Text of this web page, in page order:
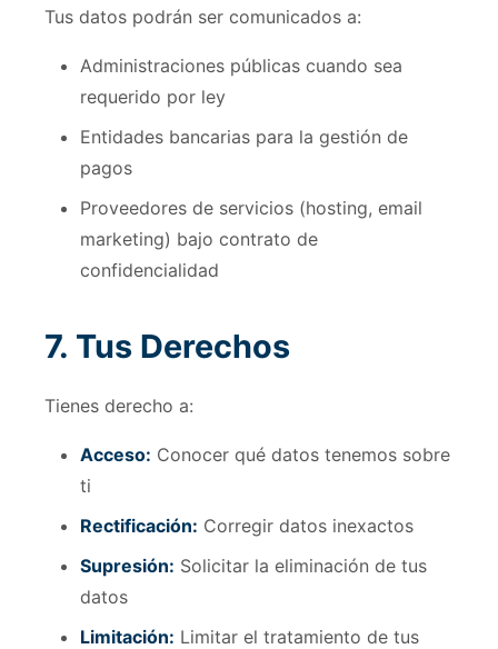
Tus datos podrán ser comunicados a:
Administraciones públicas cuando sea
requerido por ley
Entidades bancarias para la gestión de
pagos
Proveedores de servicios (hosting, email
marketing) bajo contrato de
confidencialidad
7. Tus Derechos
Tienes derecho a:
Acceso: Conocer qué datos tenemos sobre
ti
Rectificación: Corregir datos inexactos
Supresión: Solicitar la eliminación de tus
datos
Limitación: Limitar el tratamiento de tus